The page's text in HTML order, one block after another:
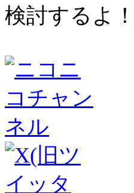
検討するよ！